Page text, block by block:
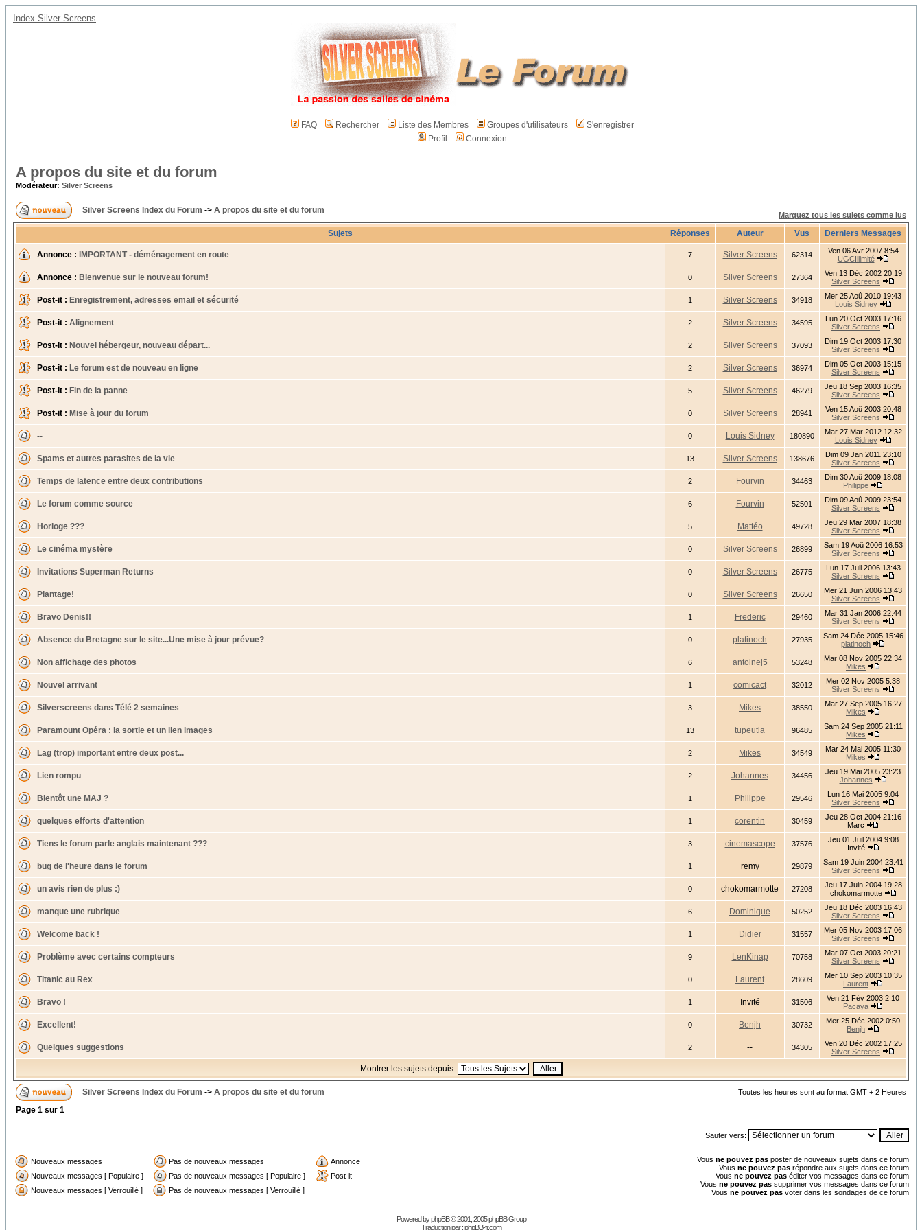
Index Silver Screens
FAQ Rechercher Liste des Membres Groupes d'utilisateurs
S'enregistrer
Profil
Connexion
A propos du site et du forum
Modérateur: Silver Screens
Silver Screens Index du Forum -> A propos du site et du forum Marquez tous les sujets comme lus
Sujets Réponses Auteur Vus Derniers Messages
Annonce : IMPORTANT - déménagement en route 7 Silver Screens 62314
Ven 06 Avr 2007 8:54
UGCIllimité
Annonce : Bienvenue sur le nouveau forum! 0 Silver Screens 27364
Ven 13 Déc 2002 20:19
Silver Screens
Post-it : Enregistrement, adresses email et sécurité 1 Silver Screens 34918
Mer 25 Aoû 2010 19:43
Louis Sidney
Post-it : Alignement 2 Silver Screens 34595
Lun 20 Oct 2003 17:16
Silver Screens
Post-it : Nouvel hébergeur, nouveau départ... 2 Silver Screens 37093
Dim 19 Oct 2003 17:30
Silver Screens
Post-it : Le forum est de nouveau en ligne 2 Silver Screens 36974
Dim 05 Oct 2003 15:15
Silver Screens
Post-it : Fin de la panne 5 Silver Screens 46279
Jeu 18 Sep 2003 16:35
Silver Screens
Post-it : Mise à jour du forum 0 Silver Screens 28941
Ven 15 Aoû 2003 20:48
Silver Screens
-- 0 Louis Sidney 180890
Mar 27 Mar 2012 12:32
Louis Sidney
Spams et autres parasites de la vie 13 Silver Screens 138676
Dim 09 Jan 2011 23:10
Silver Screens
Temps de latence entre deux contributions 2 Fourvin 34463
Dim 30 Aoû 2009 18:08
Philippe
Le forum comme source 6 Fourvin 52501
Dim 09 Aoû 2009 23:54
Silver Screens
Horloge ??? 5 Mattéo 49728
Jeu 29 Mar 2007 18:38
Silver Screens
Le cinéma mystère 0 Silver Screens 26899
Sam 19 Aoû 2006 16:53
Silver Screens
Invitations Superman Returns 0 Silver Screens 26775
Lun 17 Juil 2006 13:43
Silver Screens
Plantage! 0 Silver Screens 26650
Mer 21 Juin 2006 13:43
Silver Screens
Bravo Denis!! 1 Frederic 29460
Mar 31 Jan 2006 22:44
Silver Screens
Absence du Bretagne sur le site...Une mise à jour prévue? 0 platinoch 27935
Sam 24 Déc 2005 15:46
platinoch
Non affichage des photos 6 antoinej5 53248
Mar 08 Nov 2005 22:34
Mikes
Nouvel arrivant 1 comicact 32012
Mer 02 Nov 2005 5:38
Silver Screens
Silverscreens dans Télé 2 semaines 3 Mikes 38550
Mar 27 Sep 2005 16:27
Mikes
Paramount Opéra : la sortie et un lien images 13 tupeutla 96485
Sam 24 Sep 2005 21:11
Mikes
Lag (trop) important entre deux post... 2 Mikes 34549
Mar 24 Mai 2005 11:30
Mikes
Lien rompu 2 Johannes 34456
Jeu 19 Mai 2005 23:23
Johannes
Bientôt une MAJ ? 1 Philippe 29546
Lun 16 Mai 2005 9:04
Silver Screens
quelques efforts d'attention 1 corentin 30459
Jeu 28 Oct 2004 21:16
Marc
Tiens le forum parle anglais maintenant ??? 3 cinemascope 37576
Jeu 01 Juil 2004 9:08
Invité
bug de l'heure dans le forum 1 remy 29879
Sam 19 Juin 2004 23:41
Silver Screens
un avis rien de plus :) 0 chokomarmotte 27208
Jeu 17 Juin 2004 19:28
chokomarmotte
manque une rubrique 6 Dominique 50252
Jeu 18 Déc 2003 16:43
Silver Screens
Welcome back ! 1 Didier 31557
Mer 05 Nov 2003 17:06
Silver Screens
Problème avec certains compteurs 9 LenKinap 70758
Mar 07 Oct 2003 20:21
Silver Screens
Titanic au Rex 0 Laurent 28609
Mer 10 Sep 2003 10:35
Laurent
Bravo ! 1 Invité 31506
Ven 21 Fév 2003 2:10
Pacaya
Excellent! 0 Benjh 30732
Mer 25 Déc 2002 0:50
Benjh
Quelques suggestions 2 -- 34305
Ven 20 Déc 2002 17:25
Silver Screens
Montrer les sujets depuis:
Silver Screens Index du Forum -> A propos du site et du forum Toutes les heures sont au format GMT + 2 Heures
Page 1 sur 1
Sauter vers:
Nouveaux messages Pas de nouveaux messages
Annonce
Nouveaux messages [ Populaire ]
Pas de nouveaux messages [ Populaire ]
Post-it
Nouveaux messages [ Verrouillé ]
Pas de nouveaux messages [ Verrouillé ]
Vous ne pouvez pas poster de nouveaux sujets dans ce forum
Vous ne pouvez pas répondre aux sujets dans ce forum
Vous ne pouvez pas éditer vos messages dans ce forum
Vous ne pouvez pas supprimer vos messages dans ce forum
Vous ne pouvez pas voter dans les sondages de ce forum
Powered byphpBB© 2001, 2005 phpBB Group
Traduction par :phpBB-fr.com